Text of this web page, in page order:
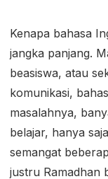
Kenapa bahasa
jangka panjang.
beasiswa, atau
komunikasi,
masalahnya,
belajar, hanya
semangat
justru Ramadhan